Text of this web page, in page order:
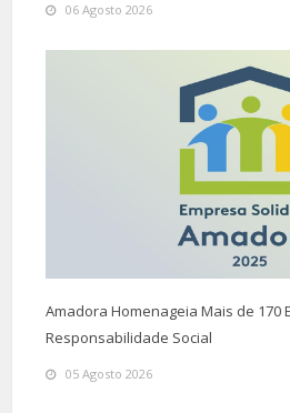
06 Agosto 2026
Amadora Homenageia Mais de 170
Responsabilidade Social
05 Agosto 2026